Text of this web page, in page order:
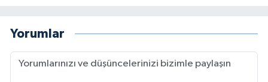
Yorumlar